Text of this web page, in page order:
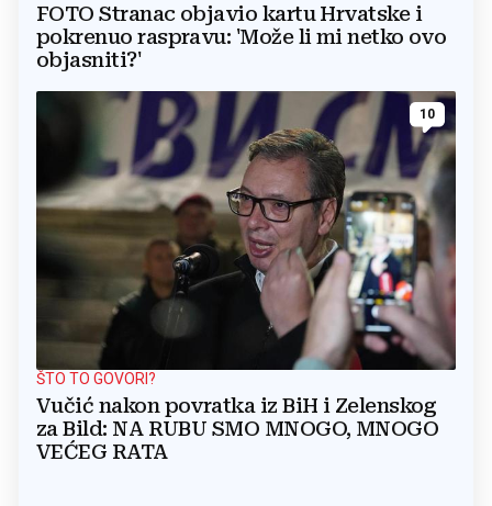
FOTO Stranac objavio kartu Hrvatske i
pokrenuo raspravu: 'Može li mi netko ovo
objasniti?'
10
ŠTO TO GOVORI?
Vučić nakon povratka iz BiH i Zelenskog
za Bild: NA RUBU SMO MNOGO, MNOGO
VEĆEG RATA